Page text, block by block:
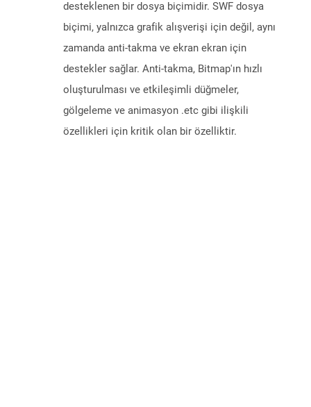
desteklenen bir dosya biçimidir. SWF dosya
biçimi, yalnızca grafik alışverişi için değil, aynı
zamanda anti-takma ve ekran ekran için
destekler sağlar. Anti-takma, Bitmap'ın hızlı
oluşturulması ve etkileşimli düğmeler,
gölgeleme ve animasyon .etc gibi ilişkili
özellikleri için kritik olan bir özelliktir.